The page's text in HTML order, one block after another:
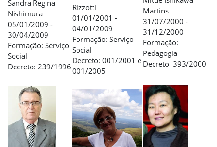
Sandra Regina
Nishimura
05/01/2009 -
30/04/2009
Formação: Serviço
Social
Decreto: 239/1996
Rizzotti
01/01/2001 -
04/01/2009
Formação: Serviço
Social
Decreto: 001/2001 e
001/2005
Martins
31/07/2000 -
31/12/2000
Formação:
Pedagogia
Decreto: 393/2000